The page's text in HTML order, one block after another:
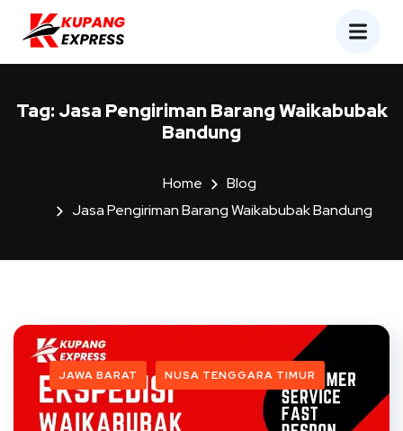
Tag:Jasa Pengiriman Barang Waikabubak
Bandung
Home
Blog
Jasa Pengiriman Barang Waikabubak Bandung
JAWA BARAT NUSA TENGGARA TIMUR